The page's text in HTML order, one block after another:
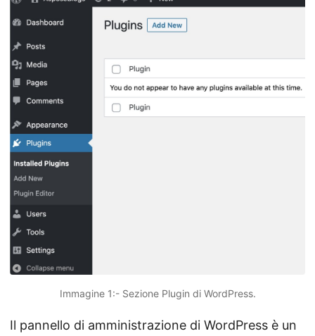
Immagine 1:- Sezione Plugin di WordPress.
Il pannello di amministrazione di WordPress è un